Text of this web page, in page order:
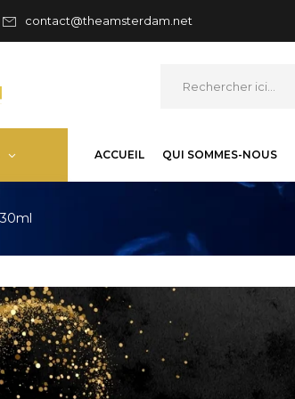
contact@theamsterdam.net
ACCUEIL QUI SOMMES-NOUS
30ml